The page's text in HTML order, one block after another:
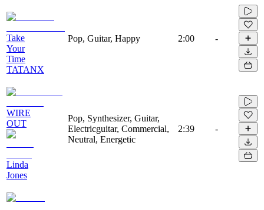
Take
Your
Time
TATANX
Pop, Guitar, Happy 2:00 -
WIRE
OUT
Linda
Jones
Pop, Synthesizer, Guitar,
Electricguitar, Commercial,
Neutral, Energetic
2:39 -